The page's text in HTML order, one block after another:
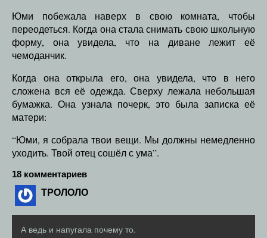
Юми побежала наверх в свою комната, чтобы
переодеться. Когда она стала снимать свою школьную
форму, она увидела, что на диване лежит её
чемоданчик.
Когда она открыла его, она увидела, что в него
сложена вся её одежда. Сверху лежала небольшая
бумажка. Она узнала почерк, это была записка её
матери:
“Юми, я собрала твои вещи. Мы должны немедленно
уходить. Твой отец сошёл с ума”.
18 комментариев
ТРОЛОЛО
А ведь и напугала почему то.